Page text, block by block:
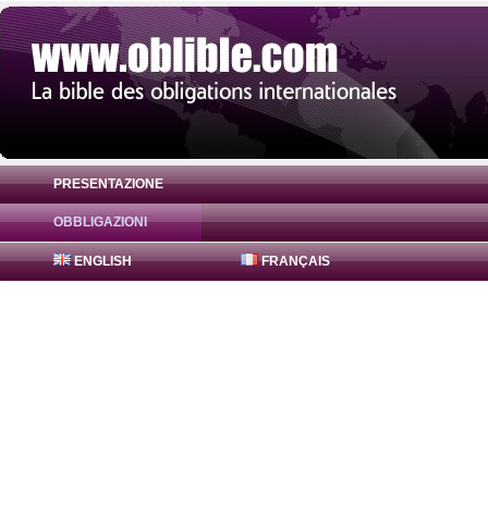
PRESENTAZIONE
OBBLIGAZIONI
ENGLISH FRANÇAIS
Obbligazione AB InBev Worldwide 5% (